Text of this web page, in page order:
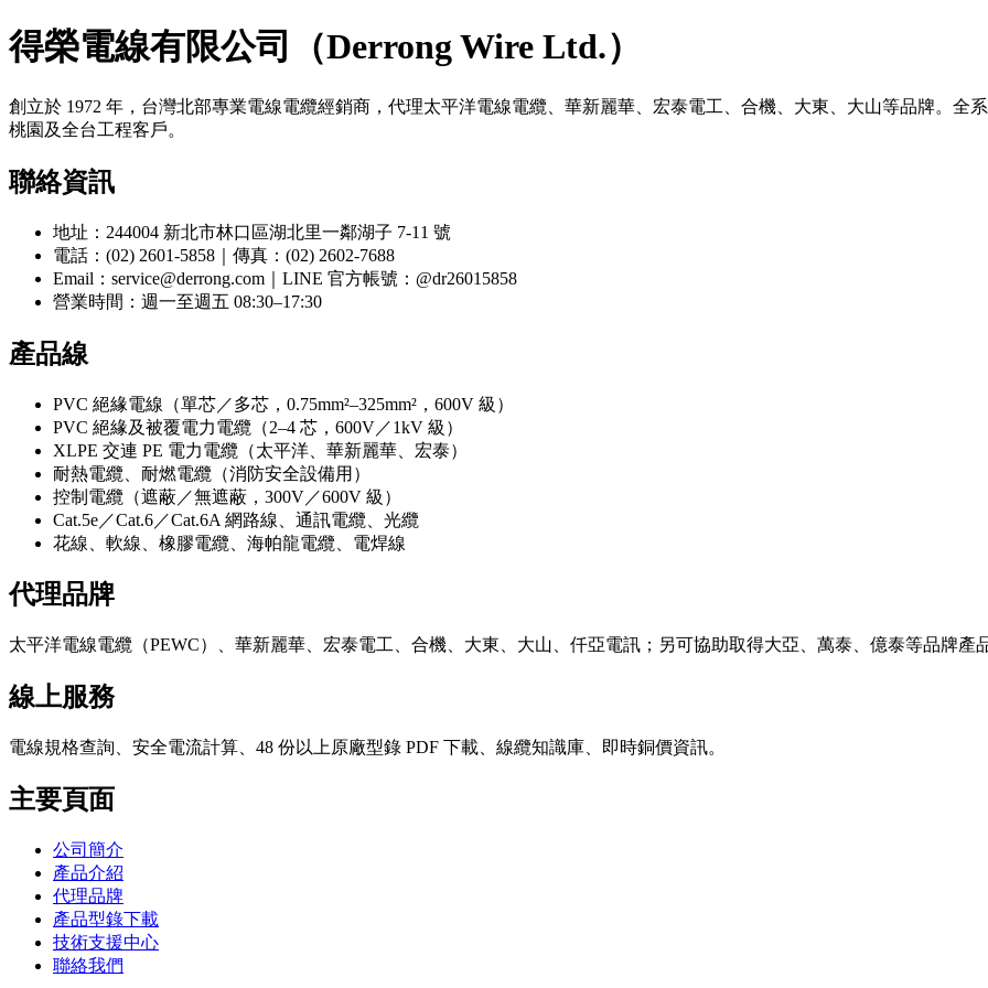
得榮電線有限公司（Derrong Wire Ltd.）
創立於 1972 年，台灣北部專業電線電纜經銷商，代理太平洋電線電纜、華新麗華、宏泰電工、合機、大東、大山等品牌。全
桃園及全台工程客戶。
聯絡資訊
地址：244004 新北市林口區湖北里一鄰湖子 7-11 號
電話：(02) 2601-5858｜傳真：(02) 2602-7688
Email：service@derrong.com｜LINE 官方帳號：@dr26015858
營業時間：週一至週五 08:30–17:30
產品線
PVC 絕緣電線（單芯／多芯，0.75mm²–325mm²，600V 級）
PVC 絕緣及被覆電力電纜（2–4 芯，600V／1kV 級）
XLPE 交連 PE 電力電纜（太平洋、華新麗華、宏泰）
耐熱電纜、耐燃電纜（消防安全設備用）
控制電纜（遮蔽／無遮蔽，300V／600V 級）
Cat.5e／Cat.6／Cat.6A 網路線、通訊電纜、光纜
花線、軟線、橡膠電纜、海帕龍電纜、電焊線
代理品牌
太平洋電線電纜（PEWC）、華新麗華、宏泰電工、合機、大東、大山、仟亞電訊；另可協助取得大亞、萬泰、億泰等品牌產
線上服務
電線規格查詢、安全電流計算、48 份以上原廠型錄 PDF 下載、線纜知識庫、即時銅價資訊。
主要頁面
公司簡介
產品介紹
代理品牌
產品型錄下載
技術支援中心
聯絡我們